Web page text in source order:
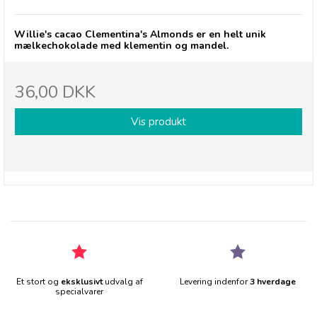
Willie's cacao Clementina's Almonds er en helt unik
mælkechokolade med klementin og mandel.
36,00 DKK
Vis produkt
Et stort og eksklusivtudvalg af
specialvarer
Levering indenfor3 hverdage